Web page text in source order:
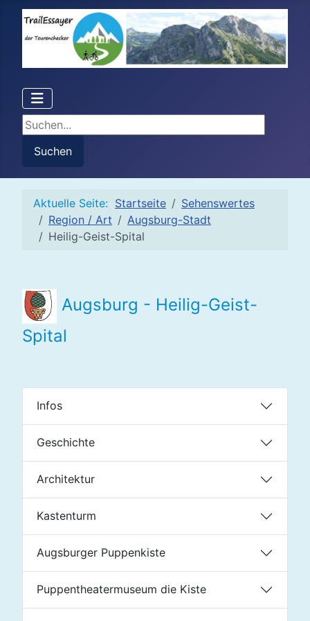
Suchen...
Suchen
Aktuelle Seite: Startseite
Sehenswertes
Region / Art
Augsburg-Stadt
Heilig-Geist-Spital
Augsburg - Heilig-Geist-
Spital
Infos
Geschichte
Architektur
Kastenturm
Augsburger Puppenkiste
Puppentheatermuseum die Kiste